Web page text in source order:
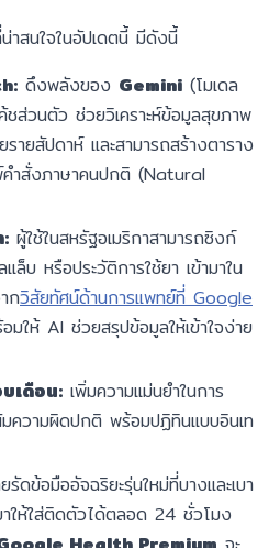
าสนใจในอัปเดตนี้ มีดังนี้
ดึงพลังของ Gemini (โมเดล
ส่วนตัว ช่วยวิเคราะห์ข้อมูลสุขภาพ
ายสัปดาห์ และสามารถสร้างตาราง
ำสั่งภาษาคนปกติ (Natural
ผู้ใช้ในสหรัฐอเมริกาสามารถซิงก์
บ หรือประวัติการใช้ยา เข้ามาใน
กวิสัยทัศน์ด้านการแพทย์ที่ Google
มให้ AI ช่วยสรุปข้อมูลให้เข้าใจง่าย
เดือน: เพิ่มความแม่นยำในการ
ความผิดปกติ พร้อมปฏิทินแบบอินเท
รัดข้อมืออัจฉริยะรุ่นใหม่ที่บางและเบา
าให้ใส่ติดตัวได้ตลอด 24 ชั่วโมง